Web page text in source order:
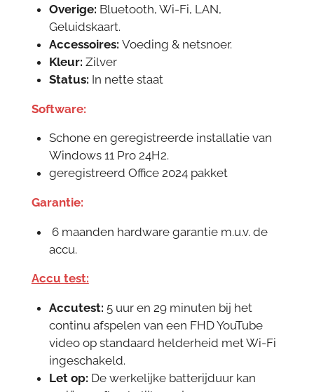
Overige: Bluetooth, Wi-Fi, LAN,
Geluidskaart.
Accessoires: Voeding & netsnoer.
Kleur: Zilver
Status: In nette staat
Software:
Schone en geregistreerde installatie van
Windows 11 Pro 24H2.
geregistreerd Office 2024 pakket
Garantie:
6 maanden hardware garantie m.u.v. de
accu.
Accu test:
Accutest: 5 uur en 29 minuten bij het
continu afspelen van een FHD YouTube
video op standaard helderheid met Wi-Fi
ingeschakeld.
Let op: De werkelijke batterijduur kan